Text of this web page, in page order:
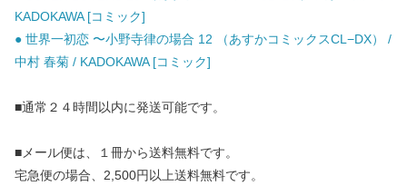
KADOKAWA [コミック]
● 世界一初恋 〜小野寺律の場合 12 （あすかコミックスCL−DX） /
中村 春菊 / KADOKAWA [コミック]
■通常２４時間以内に発送可能です。
■メール便は、１冊から送料無料です。
宅急便の場合、2,500円以上送料無料です。